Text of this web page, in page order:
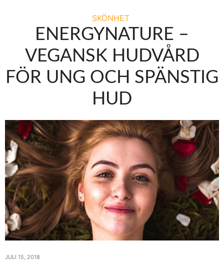
SKÖNHET
ENERGYNATURE –
VEGANSK HUDVÅRD
FÖR UNG OCH SPÄNSTIG
HUD
JULI 15, 2018